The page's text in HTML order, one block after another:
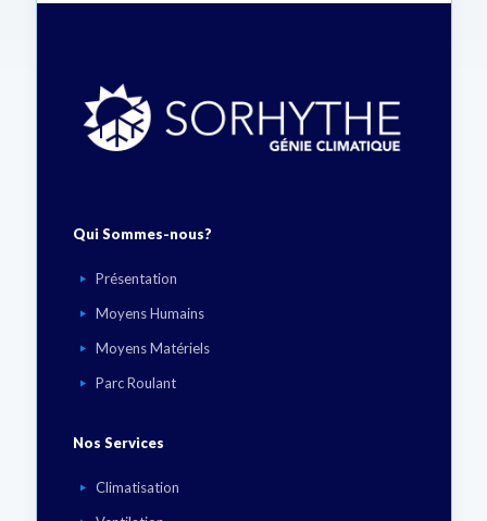
Qui Sommes-nous?
Présentation
Moyens Humains
Moyens Matériels
Parc Roulant
Nos Services
Climatisation